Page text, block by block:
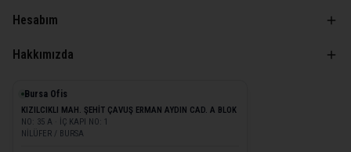
Hesabım
Hakkımızda
Bursa Ofis
KIZILCIKLI MAH. ŞEHİT ÇAVUŞ ERMAN AYDIN CAD. A BLOK
NO: 35 A · İÇ KAPI NO: 1
NİLÜFER / BURSA